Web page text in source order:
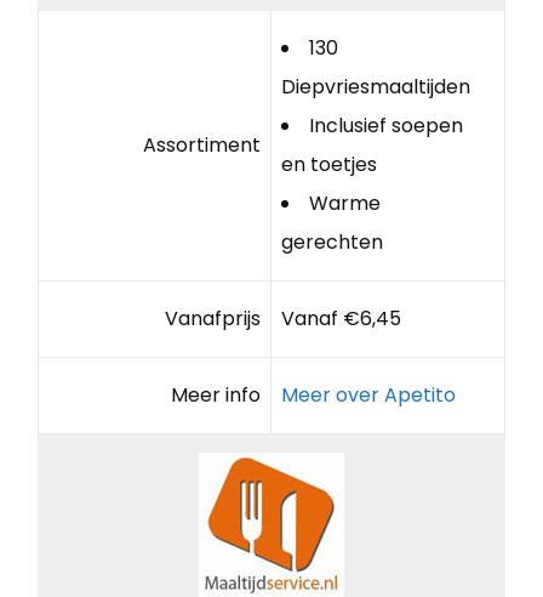
Assortiment
130
Diepvriesmaaltijden
Inclusief soepen
en toetjes
Warme
gerechten
Vanafprijs Vanaf €6,45
Meer info Meer over Apetito